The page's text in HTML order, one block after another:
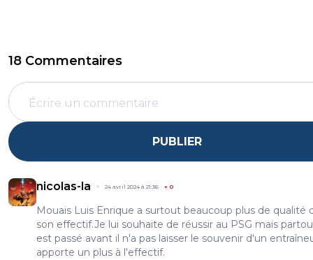
18 Commentaires
PUBLIER
nicolas-la 24 avril 2024 à 21:36 + 0
Mouais Luis Enrique a surtout beaucoup plus de qualité
son effectif.Je lui souhaite de réussir au PSG mais
est passé avant il n'a pas laisser le souvenir d'un
apporte un plus à l'effectif.